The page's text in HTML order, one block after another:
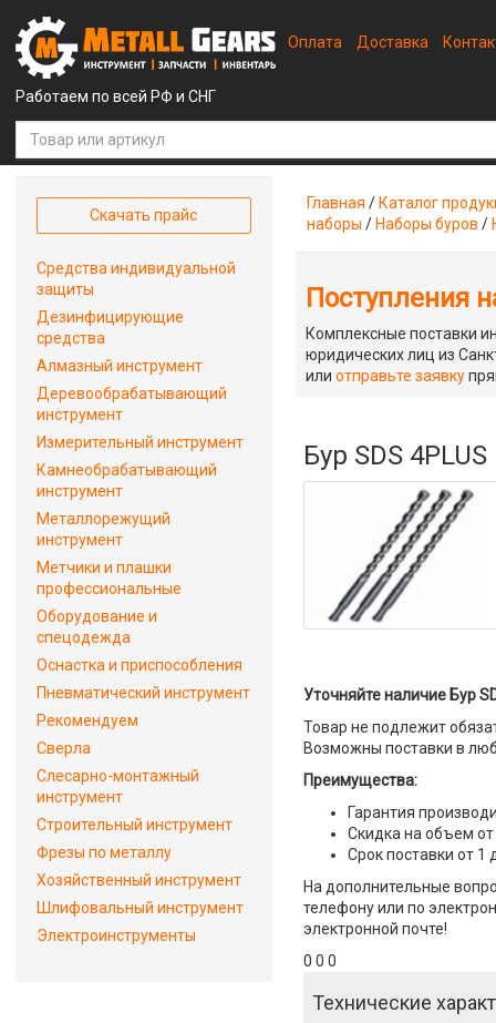
Работаем по всей РФ и СНГ
Оплата Доставка
Главная / Каталог
наборы / Наборы буров /
Поступления
Комплексные поставки
юридических лиц из
илиотправьте заявку
Бур SDS
Уточняйте наличие Бур
Товар не подлежит
Возможны поставки в
Преимущества:
Гарантия
Скидка на объем от
Срок поставки от 1
На дополнительные
телефону или по
электронной почте!
0 0 0
Технические
Скачать прайс
Средства индивидуальной
защиты
Дезинфицирующие
средства
Алмазный инструмент
Деревообрабатывающий
инструмент
Измерительный инструмент
Камнеобрабатывающий
инструмент
Металлорежущий
инструмент
Метчики и плашки
профессиональные
Оборудование и
спецодежда
Оснастка и приспособления
Пневматический инструмент
Рекомендуем
Сверла
Слесарно-монтажный
инструмент
Строительный инструмент
Фрезы по металлу
Хозяйственный инструмент
Шлифовальный инструмент
Электроинструменты